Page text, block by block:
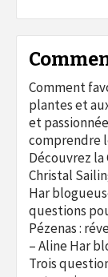
Comment
plantes et
et
comprendre
Découvrez la
Christal
Har
questions
Pézenas :
– Aline Har
Trois